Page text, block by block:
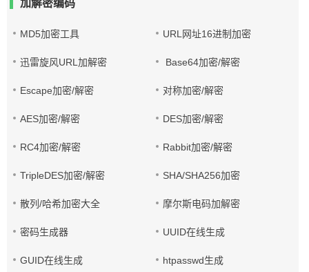
加解密编码
MD5加密工具 URL网址16进制加密
迅雷旋风URL加解密 Base64加密/解密
Escape加密/解密 对称加密/解密
AES加密/解密 DES加密/解密
RC4加密/解密 Rabbit加密/解密
TripleDES加密/解密 SHA/SHA256加密
散列/哈希加密大全 摩尔斯电码加解密
密码生成器 UUID在线生成
GUID在线生成 htpasswd生成